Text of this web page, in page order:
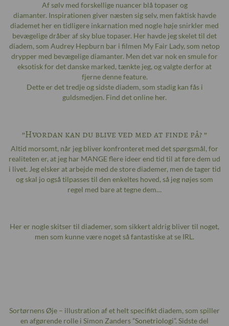
Af sølv med forskellige nuancer blå topaser og
diamanter. Inspirationen giver næsten sig selv, men faktisk havde
diademet her en tidligere inkarnation med nogle høje snirkler med
bevægelige dråber af sky blue topaser. Her havde jeg skelet til det
diadem, som Audrey Hepburn bar i filmen My Fair Lady, som netop
drypper med bevægelige diamanter. Men det var nok en smule for
eksotisk for det danske marked, tænkte jeg, og valgte derfor at
fjerne denne feature.
Dette er det tredje og sidste diadem, som stadig kan fås i
guldsmedjen. Find det online her.
”Hvordan kan du blive ved med at finde på? ”
Altid morsomt, når jeg bliver konfronteret med det spørgsmål, for
realiteten er, at jeg har MANGE flere ideer end tid til at føre dem ud
i livet. Jeg elsker at arbejde med de store diademer, men de tager tid
og skal jo også tilpasses til den enkeltes hoved, så jeg nøjes som
regel med bare at tegne dem…
Her er nogle skitser til diademer, som sikkert aldrig bliver til noget,
men som kunne være noget så fantastiske at se IRL.
Sortørnens Øje – illustration af et helt specifikt diadem, som spiller
en afgørende rolle i Simon Zanders ”Sonetriologi”. Sidste del